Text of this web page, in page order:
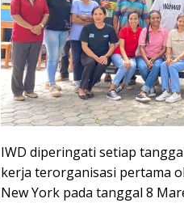
IWD diperingati setiap
kerja terorganisasi pertama
New York pada tanggal 8